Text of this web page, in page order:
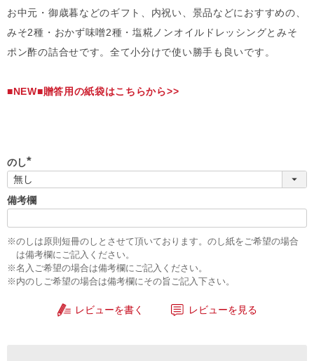
お中元・御歳暮などのギフト、内祝い、景品などにおすすめの、
みそ2種・おかず味噌2種・塩糀ノンオイルドレッシングとみそ
ポン酢の詰合せです。全て小分けで使い勝手も良いです。
■NEW■贈答用の紙袋はこちらから>>
のし
(
必
須
)
備考欄
※のしは原則短冊のしとさせて頂いております。のし紙をご希望の場合
は備考欄にご記入ください。
※名入ご希望の場合は備考欄にご記入ください。
※内のしご希望の場合は備考欄にその旨ご記入下さい。
レビューを書く レビューを見る